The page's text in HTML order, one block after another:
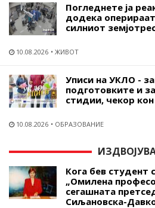
Погледнете ја
додека
силниот
10.08.2026 ЖИВОТ
Уписи на УКЛО -
подготовките и
стидии, чекор
10.08.2026 ОБРАЗОВАНИЕ
Кога бев студент
„Омилена
сегашната
Сиљановска-